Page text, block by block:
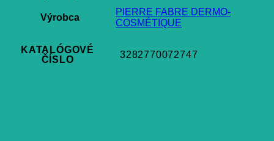
Výrobca
PIERRE FABRE DERMO-
COSMÉTIQUE
KATALÓGOVÉ
ČÍSLO
3282770072747